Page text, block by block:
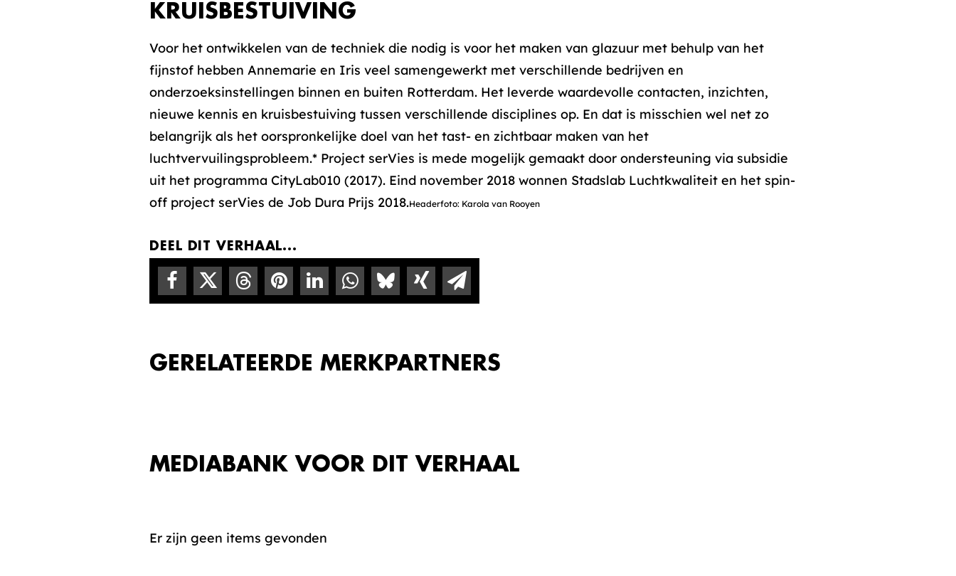
KRUISBESTUIVING
Voor het ontwikkelen van de techniek die nodig is voor het maken van glazuur met behulp van het
fijnstof hebben Annemarie en Iris veel samengewerkt met verschillende bedrijven en
onderzoeksinstellingen binnen en buiten Rotterdam. Het leverde waardevolle contacten, inzichten,
nieuwe kennis en kruisbestuiving tussen verschillende disciplines op. En dat is misschien wel net zo
belangrijk als het oorspronkelijke doel van het tast- en zichtbaar maken van het
luchtvervuilingsprobleem.* Project serVies is mede mogelijk gemaakt door ondersteuning via subsidie
uit het programma CityLab010 (2017). Eind november 2018 wonnen Stadslab Luchtkwaliteit en het spin-
off project serVies de Job Dura Prijs 2018.Headerfoto: Karola van Rooyen
DEEL DIT VERHAAL...
GERELATEERDE MERKPARTNERS
MEDIABANK VOOR DIT VERHAAL
Er zijn geen items gevonden